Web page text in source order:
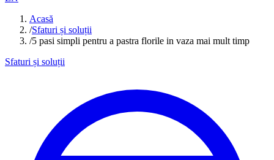
Acasă
/Sfaturi și soluții
/5 pasi simpli pentru a pastra florile in vaza mai mult timp
Sfaturi și soluții